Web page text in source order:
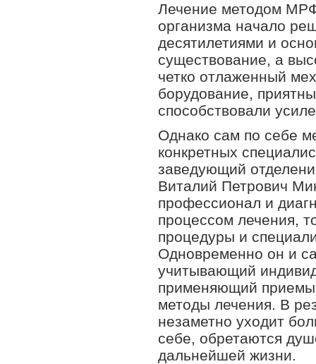
Лечение методом
организма начало
десятилетиями и
существование, а
четко отлаженный
борудование,
способствовали
Однако сам по себе
конкретных
заведующий
Виталий Петрович
профессионал и
процессом лечения,
процедуры и
Одновременно он и
учитывающий
применяющий приемы
методы лечения. В
незаметно уходит
себе, обретаются
дальнейшей жизни.